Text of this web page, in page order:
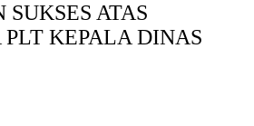
ATAS
KEPALA DINAS